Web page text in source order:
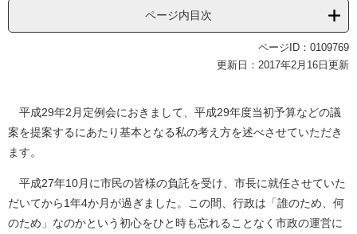
ページ内目次
ページID：0109769
更新日：2017年2月16日更新
平成29年2月定例会におきまして、平成29年度当初予算などの議
案を提案するにあたり基本となる私の考え方を述べさせていただき
ます。
平成27年10月に市民の皆様の負託を受け、市長に就任させていた
だいてから1年4か月が過ぎました。この間、行政は「誰のため、何
のため」なのかという初心をひと時も忘れることなく市政の運営に